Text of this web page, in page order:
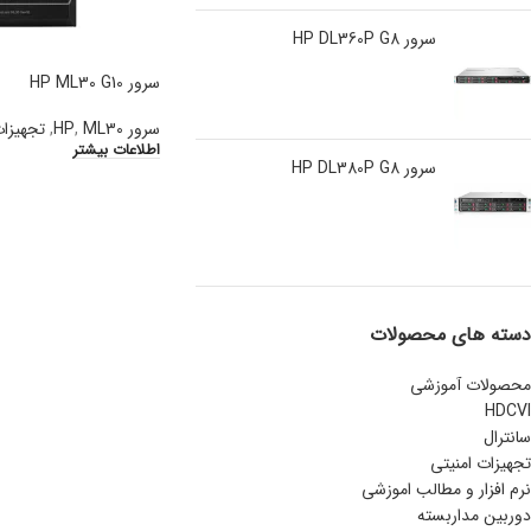
سرور HP DL360P G8
سرور HP DL380P G8
دسته های محصولات
محصولات آموزشی
HDCVI
سانترال
تجهیزات امنیتی
نرم افزار و مطالب اموزشی
دوربین مداربسته
سرور HP ML30 G10
سرور HP
, ML30
,
اطلاعات بیشتر